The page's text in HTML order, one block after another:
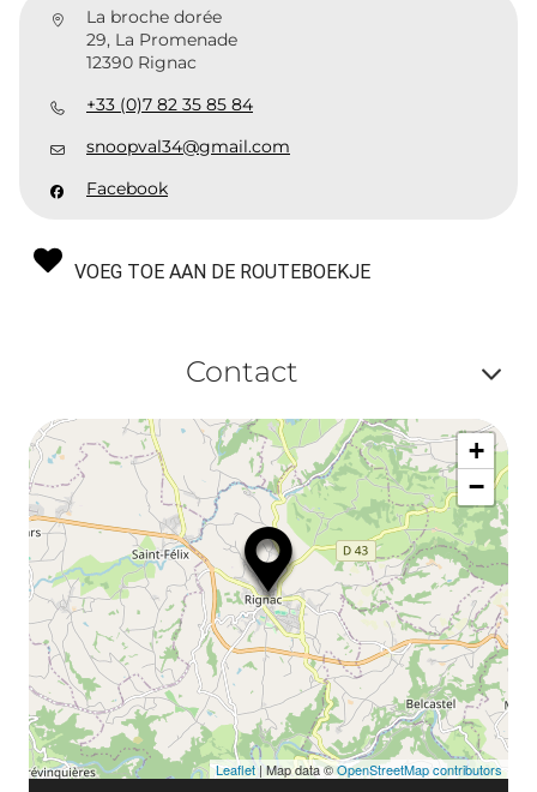
La broche dorée
29, La Promenade
12390 Rignac
+33 (0)7 82 35 85 84
snoopval34@gmail.com
Facebook
VOEG TOE AAN DE ROUTEBOEKJE
Contact
ou
+
−
Leaflet| Map data ©OpenStreetMap contributors